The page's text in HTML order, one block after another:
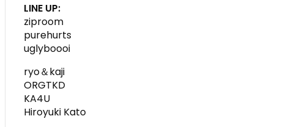
LINE UP:
ziproom
purehurts
uglyboooi
ryo＆kaji
ORGTKD
KA4U
Hiroyuki Kato